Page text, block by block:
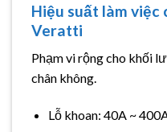
Hiệu suất làm việc
Veratti
Phạm vi rộng cho khối
chân không.
Lỗ khoan: 40A ~